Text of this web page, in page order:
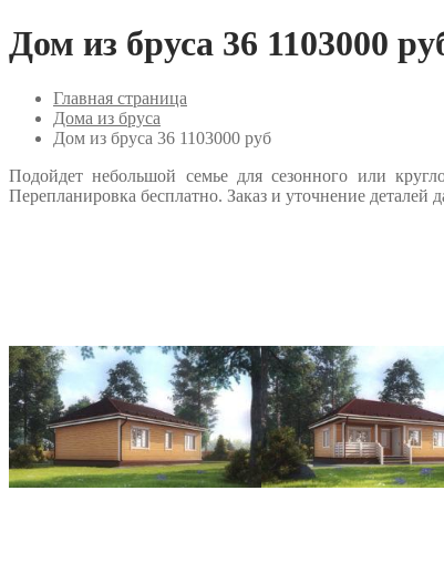
Дом из бруса 36 1103000
Главная страница
Дома из бруса
Дом из бруса 36 1103000 руб
Подойдет небольшой семье для сезонного или
Перепланировка бесплатно. Заказ и уточнение деталей